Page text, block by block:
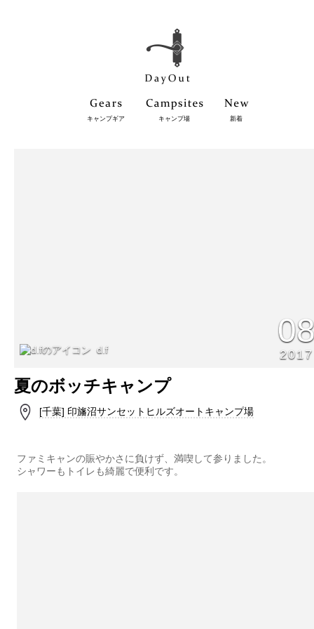
キャンプギア キャンプ場 新着
d.f 2017
夏のボッチキャンプ
[千葉] 印旛沼サンセットヒルズオートキャンプ場
ファミキャンの賑やかさに負けず、満喫して参りました。
シャワーもトイレも綺麗で便利です。